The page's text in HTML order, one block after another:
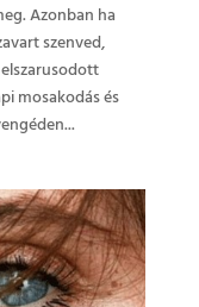
Azonban ha
szenved,
mosakodás és